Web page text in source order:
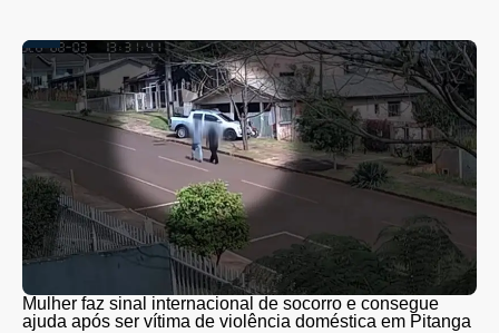
Mulher faz sinal internacional de socorro e consegue
ajuda após ser vítima de violência doméstica em Pitanga